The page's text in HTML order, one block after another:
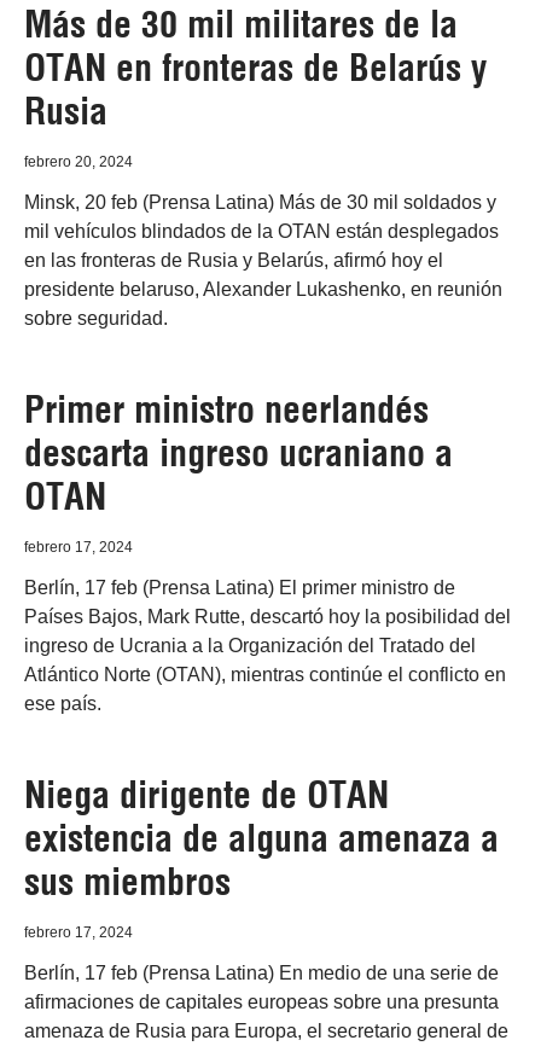
Más de 30 mil militares de la
OTAN en fronteras de Belarús y
Rusia
febrero 20, 2024
Minsk, 20 feb (Prensa Latina) Más de 30 mil soldados y
mil vehículos blindados de la OTAN están desplegados
en las fronteras de Rusia y Belarús, afirmó hoy el
presidente belaruso, Alexander Lukashenko, en reunión
sobre seguridad.
Primer ministro neerlandés
descarta ingreso ucraniano a
OTAN
febrero 17, 2024
Berlín, 17 feb (Prensa Latina) El primer ministro de
Países Bajos, Mark Rutte, descartó hoy la posibilidad del
ingreso de Ucrania a la Organización del Tratado del
Atlántico Norte (OTAN), mientras continúe el conflicto en
ese país.
Niega dirigente de OTAN
existencia de alguna amenaza a
sus miembros
febrero 17, 2024
Berlín, 17 feb (Prensa Latina) En medio de una serie de
afirmaciones de capitales europeas sobre una presunta
amenaza de Rusia para Europa, el secretario general de